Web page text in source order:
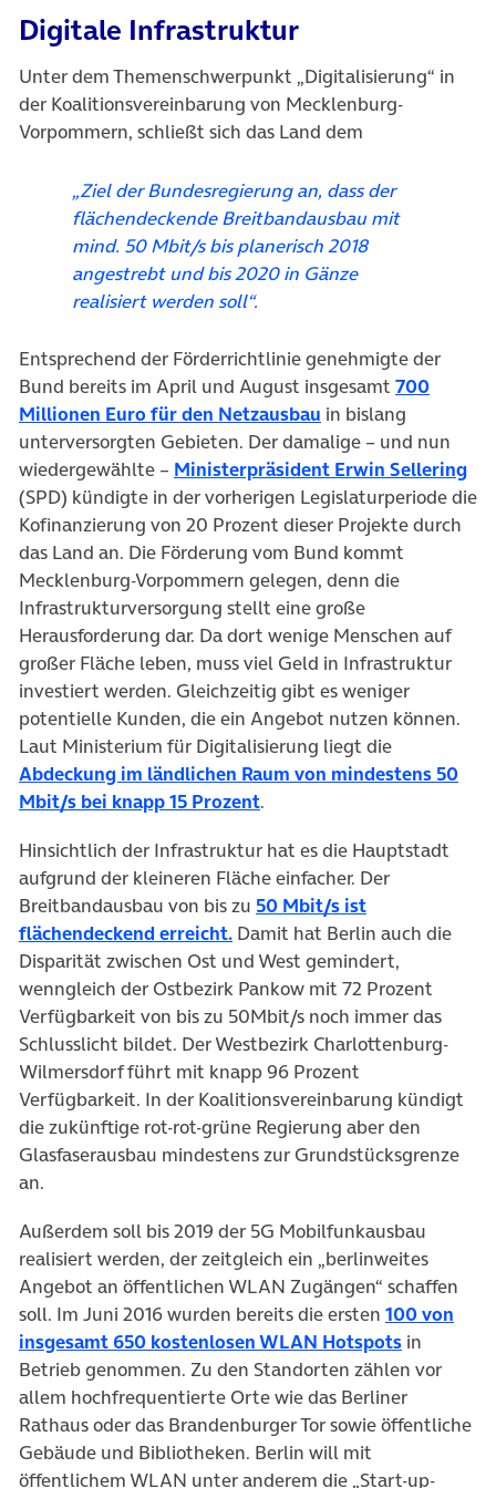
Digitale Infrastruktur
Unter dem Themenschwerpunkt „Digitalisierung“ in
der Koalitionsvereinbarung von Mecklenburg-
Vorpommern, schließt sich das Land dem
„Ziel der Bundesregierung an, dass der
flächendeckende Breitbandausbau mit
mind. 50 Mbit/s bis planerisch 2018
angestrebt und bis 2020 in Gänze
realisiert werden soll“.
Entsprechend der Förderrichtlinie genehmigte der
Bund bereits im April und August insgesamt 700
Millionen Euro für den Netzausbau (öffnet in neuem
in bislang
unterversorgten Gebieten. Der damalige – und nun
wiedergewählte – Ministerpräsident Erwin Sellering
(SPD) kündigte in der vorherigen Legislaturperiode die
Kofinanzierung von 20 Prozent dieser Projekte durch
das Land an. Die Förderung vom Bund kommt
Mecklenburg-Vorpommern gelegen, denn die
Infrastrukturversorgung stellt eine große
Herausforderung dar. Da dort wenige Menschen auf
großer Fläche leben, muss viel Geld in Infrastruktur
investiert werden. Gleichzeitig gibt es weniger
potentielle Kunden, die ein Angebot nutzen können.
Laut Ministerium für Digitalisierung liegt die
Abdeckung im ländlichen Raum von mindestens 50
Mbit/s bei knapp 15 Prozent(öffnet in neuem Tab)
.
Hinsichtlich der Infrastruktur hat es die Hauptstadt
aufgrund der kleineren Fläche einfacher. Der
Breitbandausbau von bis zu 50 Mbit/s ist
flächendeckend erreicht.(öffnet in neuem Tab)
Damit hat Berlin auch die
Disparität zwischen Ost und West gemindert,
wenngleich der Ostbezirk Pankow mit 72 Prozent
Verfügbarkeit von bis zu 50Mbit/s noch immer das
Schlusslicht bildet. Der Westbezirk Charlottenburg-
Wilmersdorf führt mit knapp 96 Prozent
Verfügbarkeit. In der Koalitionsvereinbarung kündigt
die zukünftige rot-rot-grüne Regierung aber den
Glasfaserausbau mindestens zur Grundstücksgrenze
an.
Außerdem soll bis 2019 der 5G Mobilfunkausbau
realisiert werden, der zeitgleich ein „berlinweites
Angebot an öffentlichen WLAN Zugängen“ schaffen
soll. Im Juni 2016 wurden bereits die ersten 100 von
insgesamt 650 kostenlosen WLAN Hotspots(öffnet in
in
Betrieb genommen. Zu den Standorten zählen vor
allem hochfrequentierte Orte wie das Berliner
Rathaus oder das Brandenburger Tor sowie öffentliche
Gebäude und Bibliotheken. Berlin will mit
öffentlichem WLAN unter anderem die „Start-up-